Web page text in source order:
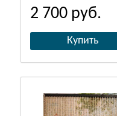
2 700 руб.